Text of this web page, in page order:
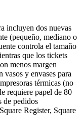
incluyen dos nuevas
(pequeño, mediano o
controla el tamaño
que los tickets
menos margen
vasos y envases para
térmicas (no
requiere papel de 80
de pedidos
Register, Square